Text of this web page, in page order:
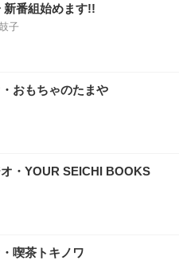
新番組始めます!!
子
おもちゃのたまや
・YOUR SEICHI BOOKS
喫茶トキノワ